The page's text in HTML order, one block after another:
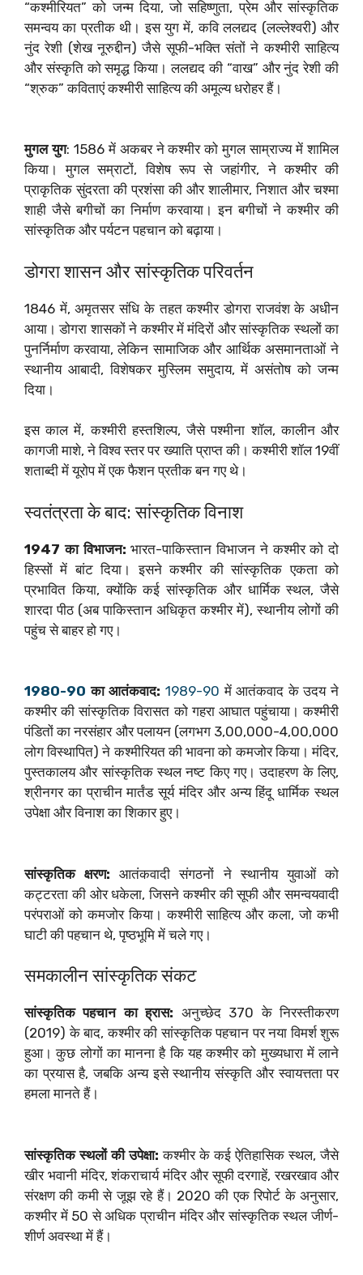
“कश्मीरियत” को जन्म दिया, जो सहिष्णुता, प्रेम और सांस्कृतिक
समन्वय का प्रतीक थी। इस युग में, कवि ललद्यद (लल्लेश्वरी) और
नुंद रेशी (शेख नूरुद्दीन) जैसे सूफी-भक्ति संतों ने कश्मीरी साहित्य
और संस्कृति को समृद्ध किया। ललद्यद की “वाख” और नुंद रेशी की
“श्रुक” कविताएं कश्मीरी साहित्य की अमूल्य धरोहर हैं।
मुगल युग: 1586 में अकबर ने कश्मीर को मुगल साम्राज्य में शामिल
किया। मुगल सम्राटों, विशेष रूप से जहांगीर, ने कश्मीर की
प्राकृतिक सुंदरता की प्रशंसा की और शालीमार, निशात और चश्मा
शाही जैसे बगीचों का निर्माण करवाया। इन बगीचों ने कश्मीर की
सांस्कृतिक और पर्यटन पहचान को बढ़ाया।
डोगरा शासन और सांस्कृतिक परिवर्तन
1846 में, अमृतसर संधि के तहत कश्मीर डोगरा राजवंश के अधीन
आया। डोगरा शासकों ने कश्मीर में मंदिरों और सांस्कृतिक स्थलों का
पुनर्निर्माण करवाया, लेकिन सामाजिक और आर्थिक असमानताओं ने
स्थानीय आबादी, विशेषकर मुस्लिम समुदाय, में असंतोष को जन्म
दिया।
इस काल में, कश्मीरी हस्तशिल्प, जैसे पश्मीना शॉल, कालीन और
कागजी माशे, ने विश्व स्तर पर ख्याति प्राप्त की। कश्मीरी शॉल 19वीं
शताब्दी में यूरोप में एक फैशन प्रतीक बन गए थे।
स्वतंत्रता के बाद: सांस्कृतिक विनाश
1947 का विभाजन:भारत-पाकिस्तान विभाजन ने कश्मीर को दो
हिस्सों में बांट दिया। इसने कश्मीर की सांस्कृतिक एकता को
प्रभावित किया, क्योंकि कई सांस्कृतिक और धार्मिक स्थल, जैसे
शारदा पीठ (अब पाकिस्तान अधिकृत कश्मीर में), स्थानीय लोगों की
पहुंच से बाहर हो गए।
1980-90 का आतंकवाद: 1989-90 में आतंकवाद के उदय ने
कश्मीर की सांस्कृतिक विरासत को गहरा आघात पहुंचाया। कश्मीरी
पंडितों का नरसंहार और पलायन (लगभग 3,00,000-4,00,000
लोग विस्थापित) ने कश्मीरियत की भावना को कमजोर किया। मंदिर,
पुस्तकालय और सांस्कृतिक स्थल नष्ट किए गए। उदाहरण के लिए,
श्रीनगर का प्राचीन मार्तंड सूर्य मंदिर और अन्य हिंदू धार्मिक स्थल
उपेक्षा और विनाश का शिकार हुए।
सांस्कृतिक क्षरण:आतंकवादी संगठनों ने स्थानीय युवाओं को
कट्टरता की ओर धकेला, जिसने कश्मीर की सूफी और समन्वयवादी
परंपराओं को कमजोर किया। कश्मीरी साहित्य और कला, जो कभी
घाटी की पहचान थे, पृष्ठभूमि में चले गए।
समकालीन सांस्कृतिक संकट
सांस्कृतिक पहचान का ह्रास: अनुच्छेद 370 के निरस्तीकरण
(2019) के बाद, कश्मीर की सांस्कृतिक पहचान पर नया विमर्श शुरू
हुआ। कुछ लोगों का मानना है कि यह कश्मीर को मुख्यधारा में लाने
का प्रयास है, जबकि अन्य इसे स्थानीय संस्कृति और स्वायत्तता पर
हमला मानते हैं।
सांस्कृतिक स्थलों की उपेक्षा:कश्मीर के कई ऐतिहासिक स्थल, जैसे
खीर भवानी मंदिर, शंकराचार्य मंदिर और सूफी दरगाहें, रखरखाव और
संरक्षण की कमी से जूझ रहे हैं। 2020 की एक रिपोर्ट के अनुसार,
कश्मीर में 50 से अधिक प्राचीन मंदिर और सांस्कृतिक स्थल जीर्ण-
शीर्ण अवस्था में हैं।